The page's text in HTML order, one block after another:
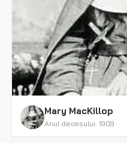
Mary MacKillop
Anul decesului: 1909